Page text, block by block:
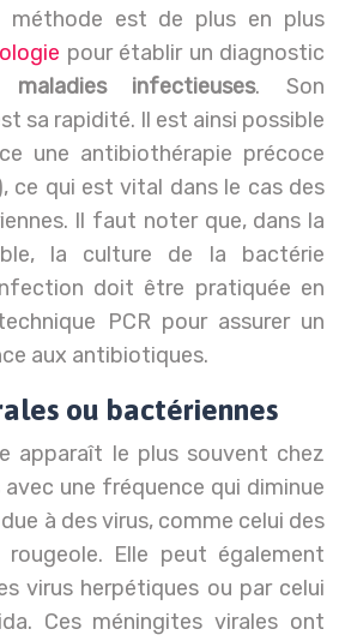
méthode est de plus en plus
pour établir un diagnostic
maladies infectieuses. Son
sa rapidité. Il est ainsi possible
une antibiothérapie précoce
ce qui est vital dans le cas des
Il faut noter que, dans la
la culture de la bactérie
doit être pratiquée en
PCR pour assurer un
aux antibiotiques.
ou bactériennes
apparaît le plus souvent chez
une fréquence qui diminue
à des virus, comme celui des
Elle peut également
virus herpétiques ou par celui
Ces méningites virales ont